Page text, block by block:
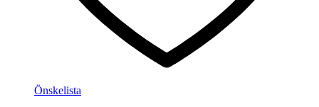
Önskelista